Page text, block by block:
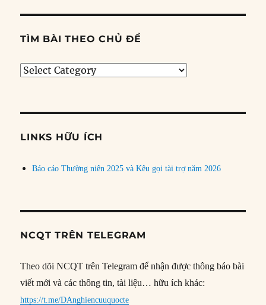
TÌM BÀI THEO CHỦ ĐỀ
Tìm
đề
LINKS HỮU ÍCH
Báo cáo Thường niên 2025 và Kêu gọi tài trợ năm 2026
NCQT TRÊN TELEGRAM
Theo dõi NCQT trên Telegram để nhận được thông báo bài
viết mới và các thông tin, tài liệu… hữu ích khác:
https://t.me/DAnghiencuuquocte